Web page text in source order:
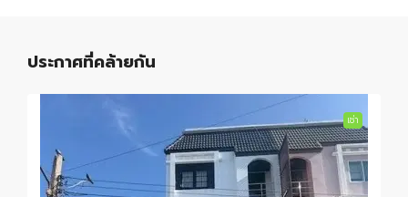
ประกาศที่คล้ายกัน
เช่า